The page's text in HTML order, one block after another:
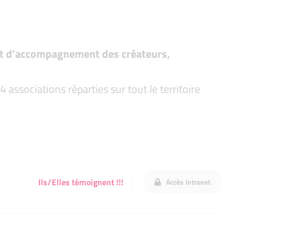
des créateurs,
associations réparties sur tout le territoire
Ils/Elles témoignent !!! Accès intranet